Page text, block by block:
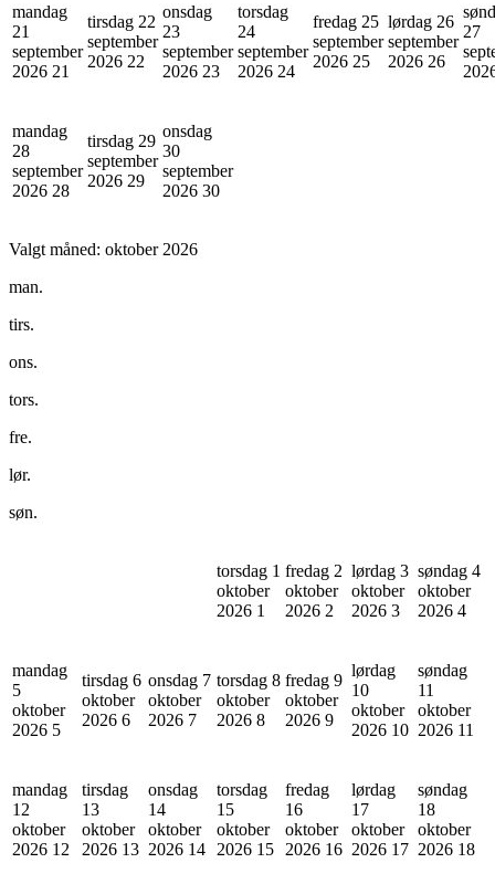
mandag
21
september
2026 21
tirsdag 22
september
2026 22
onsdag
23
september
2026 23
torsdag
24
september
2026 24
fredag 25
september
2026 25
lørdag 26
september
2026 26
27
mandag
28
september
2026 28
tirsdag 29
september
2026 29
onsdag
30
september
2026 30
Valgt måned: oktober 2026
man.
tirs.
ons.
tors.
fre.
lør.
søn.
torsdag 1
oktober
2026 1
fredag 2
oktober
2026 2
lørdag 3
oktober
2026 3
søndag 4
oktober
2026 4
mandag
5
oktober
2026 5
tirsdag 6
oktober
2026 6
onsdag 7
oktober
2026 7
torsdag 8
oktober
2026 8
fredag 9
oktober
2026 9
lørdag
10
oktober
2026 10
søndag
11
oktober
2026 11
mandag
12
oktober
2026 12
tirsdag
13
oktober
2026 13
onsdag
14
oktober
2026 14
torsdag
15
oktober
2026 15
fredag
16
oktober
2026 16
lørdag
17
oktober
2026 17
søndag
18
oktober
2026 18